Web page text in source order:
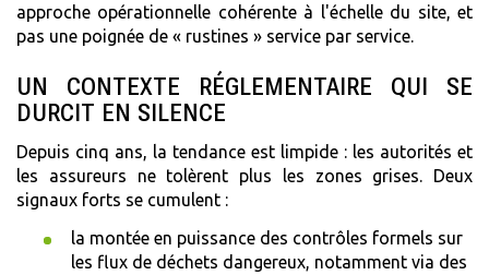
approche opérationnelle cohérente à l'échelle du site, et
pas une poignée de « rustines » service par service.
UN CONTEXTE RÉGLEMENTAIRE QUI SE
DURCIT EN SILENCE
Depuis cinq ans, la tendance est limpide : les autorités et
les assureurs ne tolèrent plus les zones grises. Deux
signaux forts se cumulent :
la montée en puissance des contrôles formels sur
les flux de déchets dangereux, notamment via des